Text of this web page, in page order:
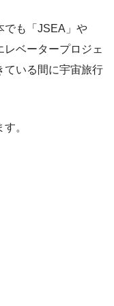
でも「JSEA」や
レベータープロジェ
ている間に宇宙旅行
。